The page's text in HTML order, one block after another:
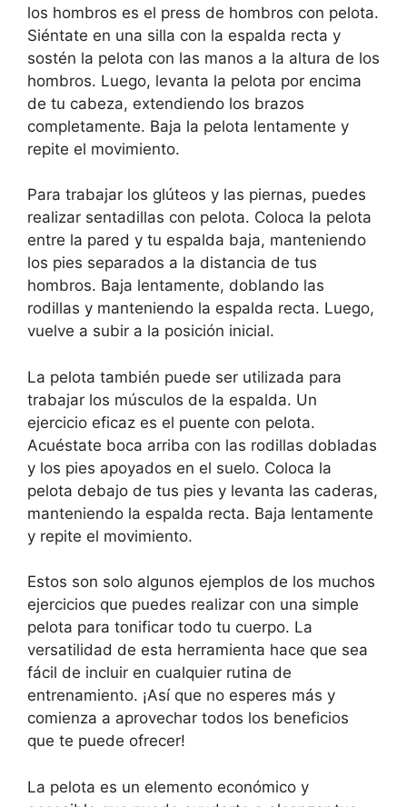
los hombros es el press de hombros con pelota.
Siéntate en una silla con la espalda recta y
sostén la pelota con las manos a la altura de los
hombros. Luego, levanta la pelota por encima
de tu cabeza, extendiendo los brazos
completamente. Baja la pelota lentamente y
repite el movimiento.
Para trabajar los glúteos y las piernas, puedes
realizar sentadillas con pelota. Coloca la pelota
entre la pared y tu espalda baja, manteniendo
los pies separados a la distancia de tus
hombros. Baja lentamente, doblando las
rodillas y manteniendo la espalda recta. Luego,
vuelve a subir a la posición inicial.
La pelota también puede ser utilizada para
trabajar los músculos de la espalda. Un
ejercicio eficaz es el puente con pelota.
Acuéstate boca arriba con las rodillas dobladas
y los pies apoyados en el suelo. Coloca la
pelota debajo de tus pies y levanta las caderas,
manteniendo la espalda recta. Baja lentamente
y repite el movimiento.
Estos son solo algunos ejemplos de los muchos
ejercicios que puedes realizar con una simple
pelota para tonificar todo tu cuerpo. La
versatilidad de esta herramienta hace que sea
fácil de incluir en cualquier rutina de
entrenamiento. ¡Así que no esperes más y
comienza a aprovechar todos los beneficios
que te puede ofrecer!
La pelota es un elemento económico y